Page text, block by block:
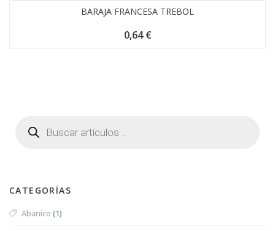
BARAJA FRANCESA TREBOL
0,64€
CATEGORÍAS
Abanico (1)